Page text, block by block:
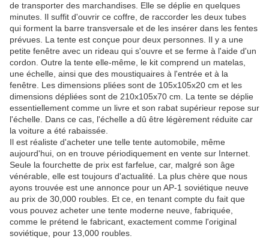
de transporter des marchandises. Elle se déplie en quelques
minutes. Il suffit d'ouvrir ce coffre, de raccorder les deux tubes
qui forment la barre transversale et de les insérer dans les fentes
prévues. La tente est conçue pour deux personnes. Il y a une
petite fenêtre avec un rideau qui s'ouvre et se ferme à l'aide d'un
cordon. Outre la tente elle-même, le kit comprend un matelas,
une échelle, ainsi que des moustiquaires à l'entrée et à la
fenêtre. Les dimensions pliées sont de 105x105x20 cm et les
dimensions dépliées sont de 210x105x70 cm. La tente se déplie
essentiellement comme un livre et son rabat supérieur repose sur
l'échelle. Dans ce cas, l'échelle a dû être légèrement réduite car
la voiture a été rabaissée.
Il est réaliste d'acheter une telle tente automobile, même
aujourd'hui, on en trouve périodiquement en vente sur Internet.
Seule la fourchette de prix est farfelue, car, malgré son âge
vénérable, elle est toujours d'actualité. La plus chère que nous
ayons trouvée est une annonce pour un AP-1 soviétique neuve
au prix de 30,000 roubles. Et ce, en tenant compte du fait que
vous pouvez acheter une tente moderne neuve, fabriquée,
comme le prétend le fabricant, exactement comme l'original
soviétique, pour 13,000 roubles.